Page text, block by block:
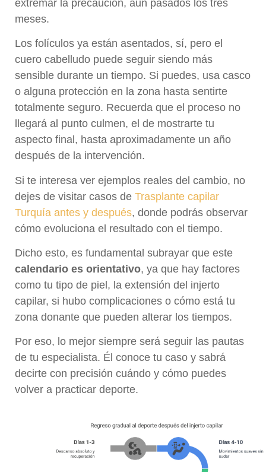
extremar la precaución, aun pasados los tres
meses.
Los folículos ya están asentados, sí, pero el
cuero cabelludo puede seguir siendo más
sensible durante un tiempo. Si puedes, usa casco
o alguna protección en la zona hasta sentirte
totalmente seguro. Recuerda que el proceso no
llegará al punto culmen, el de mostrarte tu
aspecto final, hasta aproximadamente un año
después de la intervención.
Si te interesa ver ejemplos reales del cambio, no
dejes de visitar casos de Trasplante capilar
Turquía antes y después, donde podrás observar
cómo evoluciona el resultado con el tiempo.
Dicho esto, es fundamental subrayar que este
calendario es orientativo, ya que hay factores
como tu tipo de piel, la extensión del injerto
capilar, si hubo complicaciones o cómo está tu
zona donante que pueden alterar los tiempos.
Por eso, lo mejor siempre será seguir las pautas
de tu especialista. Él conoce tu caso y sabrá
decirte con precisión cuándo y cómo puedes
volver a practicar deporte.